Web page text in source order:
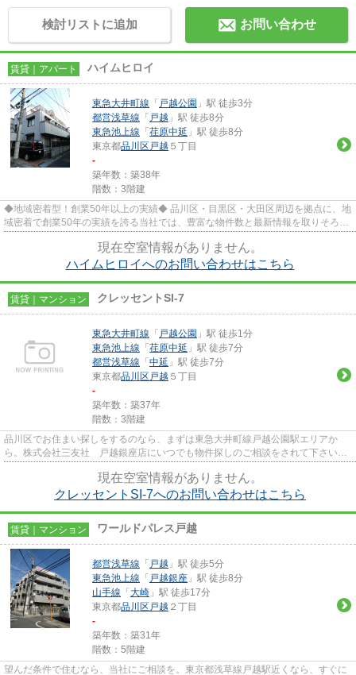
検討リストに追加 お問い合わせ
賃貸｜アパート ハイムヒロイ
東急大井町線 「 戸越公園 」駅 徒歩3分
都営浅草線 「 戸越 」駅 徒歩8分
東急池上線 「 荏原中延 」駅 徒歩8分
東京都品川区 戸越 ５丁目
-
築年数：築38年
階数：3階建
◆地域密着型！創業50年以上の実績◆ 品川区・目黒区・大田区周辺を拠点に、地
域密着で創業50年の実績を誇る当社では、豊富な物件数と最新情報を取りそろえ
現在空室情報がありません。
ハイムヒロイへのお問い合わせはこちら
賃貸｜マンション クレッセントSI-7
東急大井町線 「 戸越公園 」駅 徒歩1分
東急池上線 「 荏原中延 」駅 徒歩7分
都営浅草線 「 中延 」駅 徒歩7分
東京都品川区 戸越 ５丁目
-
築年数：築37年
階数：3階建
品川区でお住まい探しをするのなら、まずは東急大井町線戸越公園駅エリアか
ら。株式会社三友社 戸越銀座店にいつでも物件探しのご相談をされて下さいま
現在空室情報がありません。
クレッセントSI-7へのお問い合わせはこちら
賃貸｜マンション ワールドパレス戸越
都営浅草線 「 戸越 」駅 徒歩5分
東急池上線 「 戸越銀座 」駅 徒歩8分
山手線 「 大崎 」駅 徒歩17分
東京都品川区 戸越 ２丁目
-
築年数：築31年
階数：5階建
望んだ条件で住むなら、当社にご相談を。東京都浅草線戸越駅近くなら、すぐに